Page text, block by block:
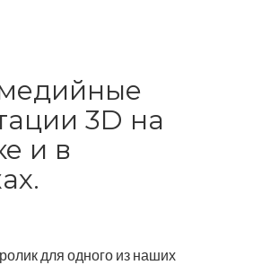
3D на
и в
для одного из наших